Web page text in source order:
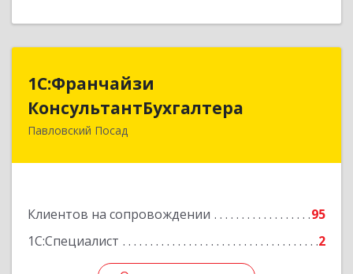
1С:Франчайзи
КонсультантБухгалтера
Павловский Посад
Клиентов на сопровождении
95
1С:Специалист
2
КонсультантБухгалтера
142500, Московская обл, Павловский Посад г,